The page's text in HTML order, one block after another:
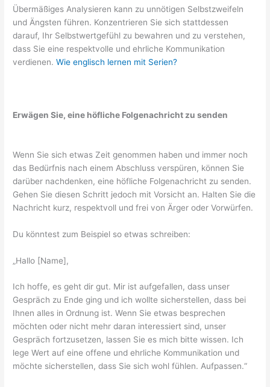
Übermäßiges Analysieren kann zu unnötigen Selbstzweifeln
und Ängsten führen. Konzentrieren Sie sich stattdessen
darauf, Ihr Selbstwertgefühl zu bewahren und zu verstehen,
dass Sie eine respektvolle und ehrliche Kommunikation
verdienen.Wie englisch lernen mit Serien?
Erwägen Sie, eine höfliche Folgenachricht zu senden
Wenn Sie sich etwas Zeit genommen haben und immer noch
das Bedürfnis nach einem Abschluss verspüren, können Sie
darüber nachdenken, eine höfliche Folgenachricht zu senden.
Gehen Sie diesen Schritt jedoch mit Vorsicht an. Halten Sie die
Nachricht kurz, respektvoll und frei von Ärger oder Vorwürfen.
Du könntest zum Beispiel so etwas schreiben:
„Hallo [Name],
Ich hoffe, es geht dir gut. Mir ist aufgefallen, dass unser
Gespräch zu Ende ging und ich wollte sicherstellen, dass bei
Ihnen alles in Ordnung ist. Wenn Sie etwas besprechen
möchten oder nicht mehr daran interessiert sind, unser
Gespräch fortzusetzen, lassen Sie es mich bitte wissen. Ich
lege Wert auf eine offene und ehrliche Kommunikation und
möchte sicherstellen, dass Sie sich wohl fühlen. Aufpassen.“